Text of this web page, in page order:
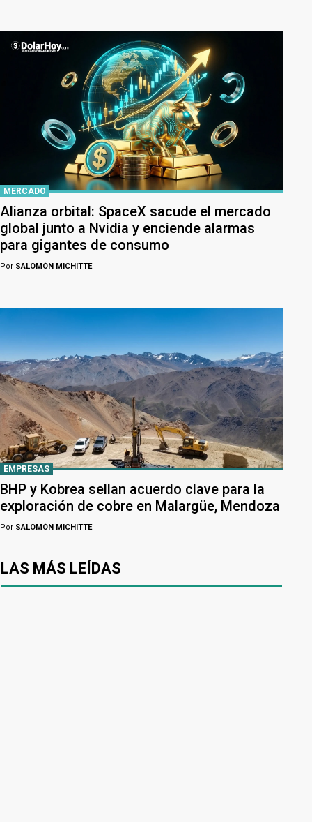
MERCADO
Alianza orbital: SpaceX sacude el mercado
global junto a Nvidia y enciende alarmas
para gigantes de consumo
Por SALOMÓN MICHITTE
EMPRESAS
BHP y Kobrea sellan acuerdo clave para la
exploración de cobre en Malargüe, Mendoza
Por SALOMÓN MICHITTE
LAS MÁS LEÍDAS